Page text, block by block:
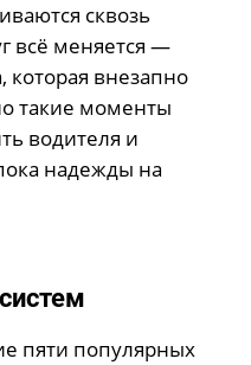
сквозь
всё меняется —
внезапно
такие моменты
водителя и
надежды на
пяти популярных